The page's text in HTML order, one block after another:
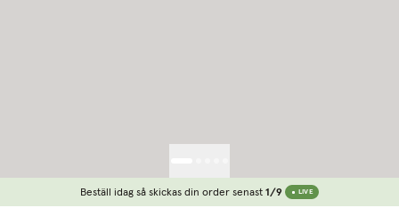
Beställ idag så skickas din order senast 1/9 LIVE